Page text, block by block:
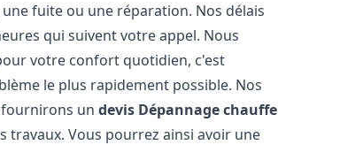
fuite ou une réparation. Nos délais
qui suivent votre appel. Nous
votre confort quotidien, c'est
le plus rapidement possible. Nos
fournirons undevis Dépannage chauffe
travaux. Vous pourrez ainsi avoir une